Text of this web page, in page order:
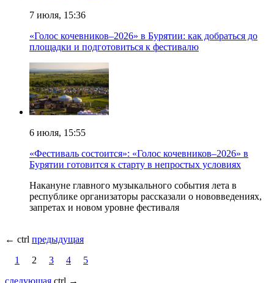
7 июля, 15:36
«Голос кочевников–2026» в Бурятии: как добраться до
площадки и подготовиться к фестивалю
6 июля, 15:55
«Фестиваль состоится»: «Голос кочевников–2026» в
Бурятии готовится к старту в непростых условиях
Накануне главного музыкального события лета в
республике организаторы рассказали о нововведениях,
запретах и новом уровне фестиваля
← ctrl предыдущая
1
2 3 4
5